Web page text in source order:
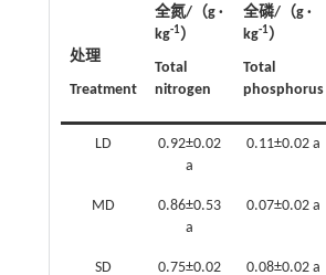
处理
Treatment
全氮/（g ·
kg-1）
Total
nitrogen
全磷/（g ·
kg-1）
Total
phosphorus
LD
0.92±0.02
a
0.11±0.02 a
MD
0.86±0.53
a
0.07±0.02 a
SD
0.75±0.02
0.08±0.02 a